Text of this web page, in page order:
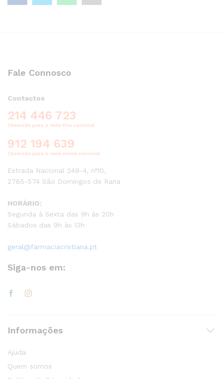
Fale Connosco
Contactos
214 446 723
Chamada para a rede fixa nacional
912 194 639
Chamada para a rede móvel nacional
Estrada Nacional 249-4, nº10,
2785-574 São Domingos de Rana
HORÁRIO:
Segunda à Sexta das 9h às 20h
Sábados das 9h às 13h
geral@farmaciacristiana.pt
Siga-nos em:
Informações
Ajuda
Quem somos